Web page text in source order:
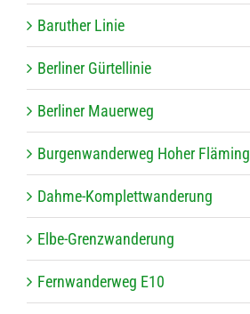
Baru­ther Linie
Ber­li­ner Gürtellinie
Ber­li­ner Mauerweg
Bur­gen­wan­der­weg Hoher Fläming
Dahme-Kom­plett­wan­de­rung
Elbe-Grenz­wan­de­rung
Fern­wan­der­weg E10